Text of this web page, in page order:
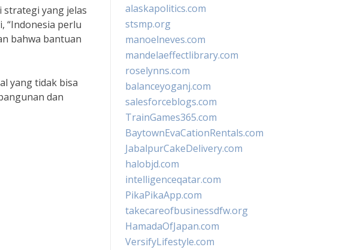
yang jelas
“Indonesia perlu
bahwa bantuan
yang tidak bisa
dan
alaskapolitics.com
stsmp.org
manoelneves.com
mandelaeffectlibrary.com
roselynns.com
balanceyoganj.com
salesforceblogs.com
TrainGames365.com
BaytownEvaCationRentals.com
JabalpurCakeDelivery.com
halobjd.com
intelligenceqatar.com
PikaPikaApp.com
takecareofbusinessdfw.org
HamadaOfJapan.com
VersifyLifestyle.com